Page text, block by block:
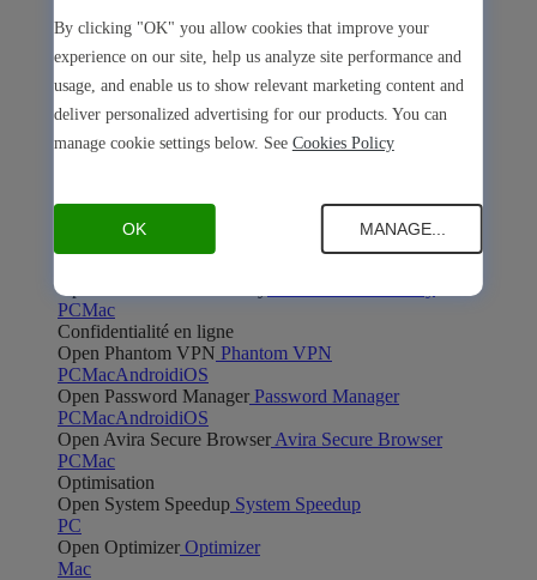
Free Security
Sécurité de l’appareil
Open Antivirus
Antivirus
Open Software Updater
Software Updater
Safe Shopping
Open Avira Browser Safety
PCMac
Confidentialité en ligne
Open Phantom VPN Phantom VPN
PCMacAndroidiOS
Open Password Manager Password Manager
PCMacAndroidiOS
Open Avira Secure Browser Avira Secure Browser
PCMac
Optimisation
Open System Speedup System Speedup
PC
Open Optimizer Optimizer
Mac
By clicking "OK" you allow cookies that improve your
experience on our site, help us analyze site performance and
usage, and enable us to show relevant marketing content and
deliver personalized advertising for our products. You can
manage cookie settings below. See Cookies Policy
OK MANAGE...